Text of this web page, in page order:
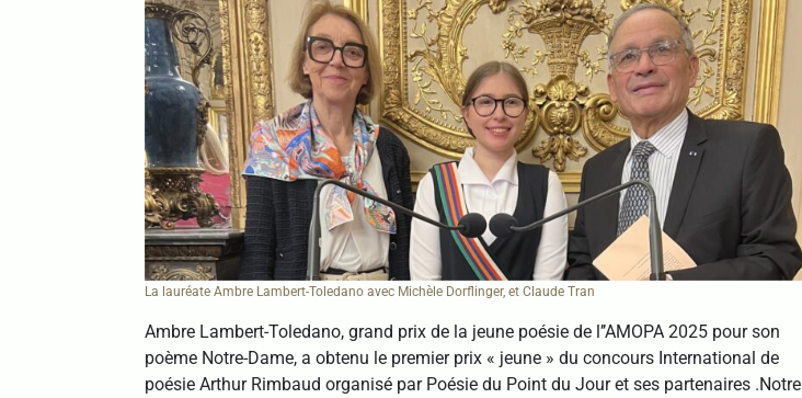
La lauréate Ambre Lambert-Toledano avec Michèle Dorflinger, et Claude Tran
Ambre Lambert-Toledano, grand prix de la jeune poésie de l’’AMOPA 2025 pour son
poème Notre-Dame, a obtenu le premier prix « jeune » du concours International de
poésie Arthur Rimbaud organisé par Poésie du Point du Jour et ses partenaires .Notre